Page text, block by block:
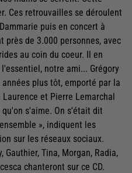
Ces retrouvailles se déroulent
puis en concert à
près de 3.000 personnes, avec
au coin du coeur. Il en
notre ami... Grégory
plus tôt, emporté par la
et Pierre Lemarchal
s'aime. On s'était dit
», indiquent les
sur les réseaux sociaux.
Gauthier, Tina, Morgan, Radia,
chanteront sur ce CD.